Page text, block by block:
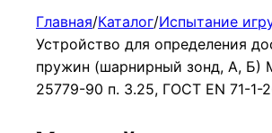
Главная/Каталог/Испытание
Устройство для определения
пружин (шарнирный зонд, А, Б)
25779-90 п. 3.25, ГОСТ EN 71-1-